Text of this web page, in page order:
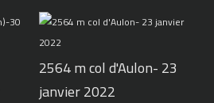
2564 m col d'Aulon- 23
janvier 2022